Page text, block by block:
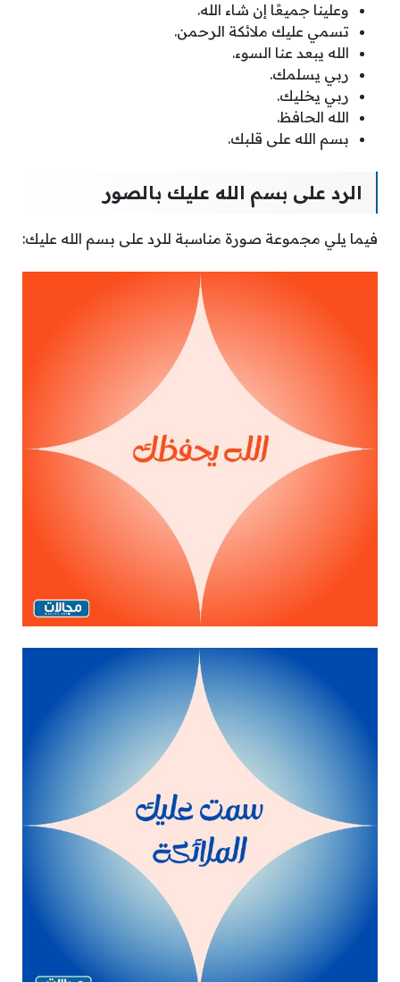
وعلينا جميعًا إن شاء الله.
تسمي عليك ملائكة الرحمن.
الله يبعد عنا السوء.
ربي يسلمك.
ربي يخليك.
الله الحافظ.
بسم الله على قلبك.
الرد على بسم الله عليك بالصور
فيما يلي مجموعة صورة مناسبة للرد على بسم الله عليك: